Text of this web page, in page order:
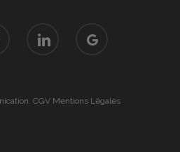
plus
CGV Mentions Légales